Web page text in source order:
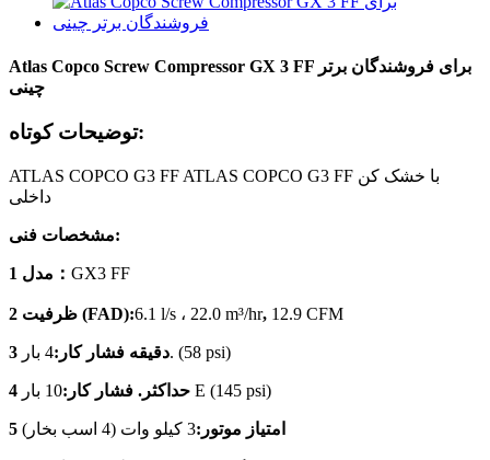
Atlas Copco Screw Compressor GX 3 FF برای فروشندگان برتر
چینی
توضیحات کوتاه:
ATLAS COPCO G3 FF ATLAS COPCO G3 FF با خشک کن
داخلی
مشخصات فنی:
1 مدل ： GX3 FF
2 ظرفیت (FAD):6.1 l/s ، 22.0 m³/hr, 12.9 CFM
3 دقیقه فشار کار: 4 بار. (58 psi)
4 حداکثر. فشار کار: 10 بار E (145 psi)
5 امتیاز موتور:3 کیلو وات (4 اسب بخار)